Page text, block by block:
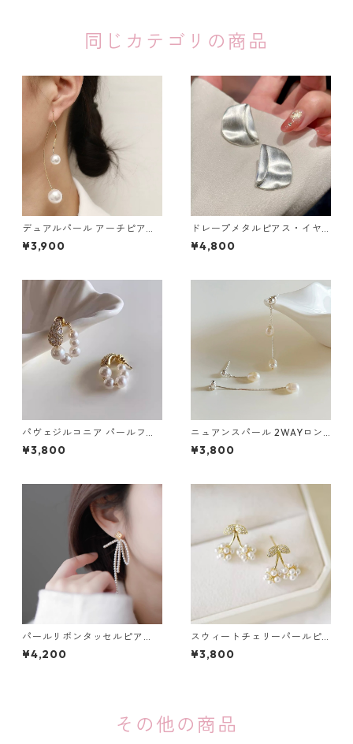
同じカテゴリの商品
デュアルパール アーチピアス
（シルバー・ゴールド）：679
¥3,900
ドレープメタルピアス・イヤ
リング（ゴールド・シルバ
ー）：673
¥4,800
パヴェジルコニア パールフー
プピアス：671
¥3,800
ニュアンスパール 2WAYロン
グチェーンピアス：676
¥3,800
パールリボンタッセルピア
ス・イヤリング：668
¥4,200
スウィートチェリーパールピ
アス：665
¥3,800
その他の商品